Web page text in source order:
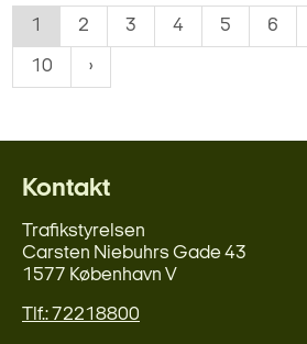
1 2 3 4 5 6
10
Kontakt
Trafikstyrelsen
Carsten Niebuhrs Gade 43
1577 København V
Tlf.: 72218800